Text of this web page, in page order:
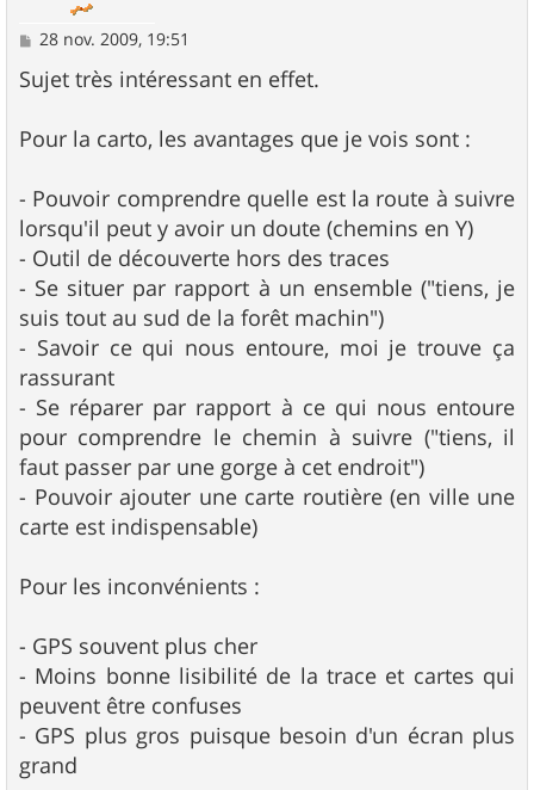
M
s
s
g
e
28 nov. 2009, 19:51
Sujet très intéressant en effet.
Pour la carto, les avantages que je vois sont :
- Pouvoir comprendre quelle est la route à suivre
lorsqu'il peut y avoir un doute (chemins en Y)
- Outil de découverte hors des traces
- Se situer par rapport à un ensemble ("tiens, je
suis tout au sud de la forêt machin")
- Savoir ce qui nous entoure, moi je trouve ça
rassurant
- Se réparer par rapport à ce qui nous entoure
pour comprendre le chemin à suivre ("tiens, il
faut passer par une gorge à cet endroit")
- Pouvoir ajouter une carte routière (en ville une
carte est indispensable)
Pour les inconvénients :
- GPS souvent plus cher
- Moins bonne lisibilité de la trace et cartes qui
peuvent être confuses
- GPS plus gros puisque besoin d'un écran plus
grand